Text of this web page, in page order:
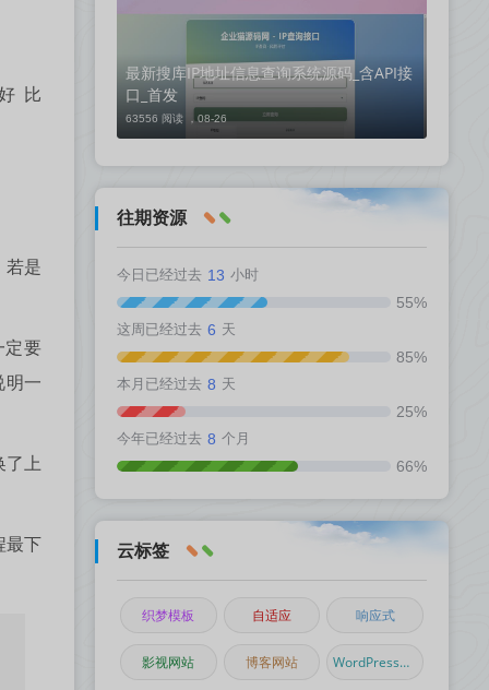
比
若是
定要
明一
了上
最下
最新搜库IP地址信息查询系统源码_含API接
口_首发
63556 阅读 ， 08-26
往期资源
今日已经过去 13 小时
55%
这周已经过去 6 天
85%
本月已经过去 8 天
25%
今年已经过去 8 个月
66%
云标签
织梦模板 自适应 响应式
影视网站 博客网站 WordPress主题